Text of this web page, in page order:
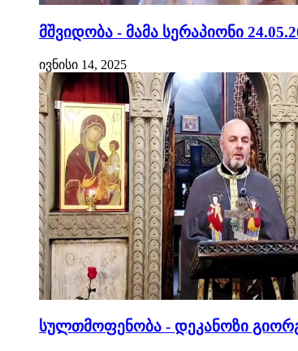
მშვიდობა - მამა სერაპიონი
ივნისი 14, 2025
სულთმოფენობა - დეკანოზი